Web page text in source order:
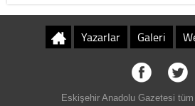
Yazarlar Galeri
Eskişehir Anadolu Gazetesi tüm